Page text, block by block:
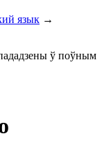
язык →
ў поўным